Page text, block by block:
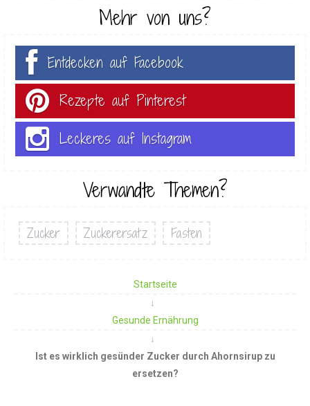
Mehr von uns?
Entdecken auf Facebook
Rezepte auf Pinterest
Leckeres auf Instagram
Verwandte Themen?
Zucker Zuckerersatz Fasten
Startseite
Gesunde Ernährung
Ist es wirklich gesünder Zucker durch Ahornsirup zu
ersetzen?